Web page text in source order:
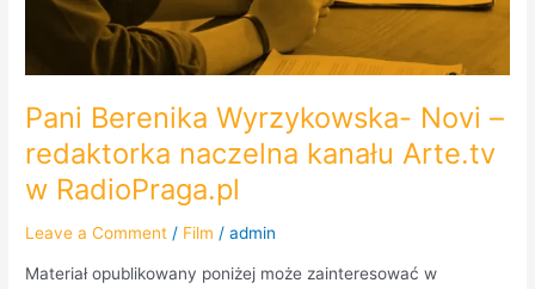
Pani Berenika Wyrzykowska- Novi –
redaktorka naczelna kanału Arte.tv
w RadioPraga.pl
Leave a Comment / Film /admin
Materiał opublikowany poniżej może zainteresować w
RadioPraga.pl